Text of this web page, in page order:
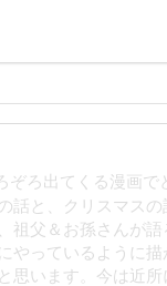
ぞろ出てくる漫画で
話と、クリスマスの
祖父＆お孫さんが語
やっているように描
思います。今は近所